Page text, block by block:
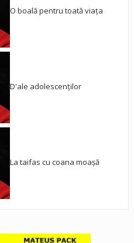
O boală pentru toată viața
D'ale adolescenților
La taifas cu coana moașă